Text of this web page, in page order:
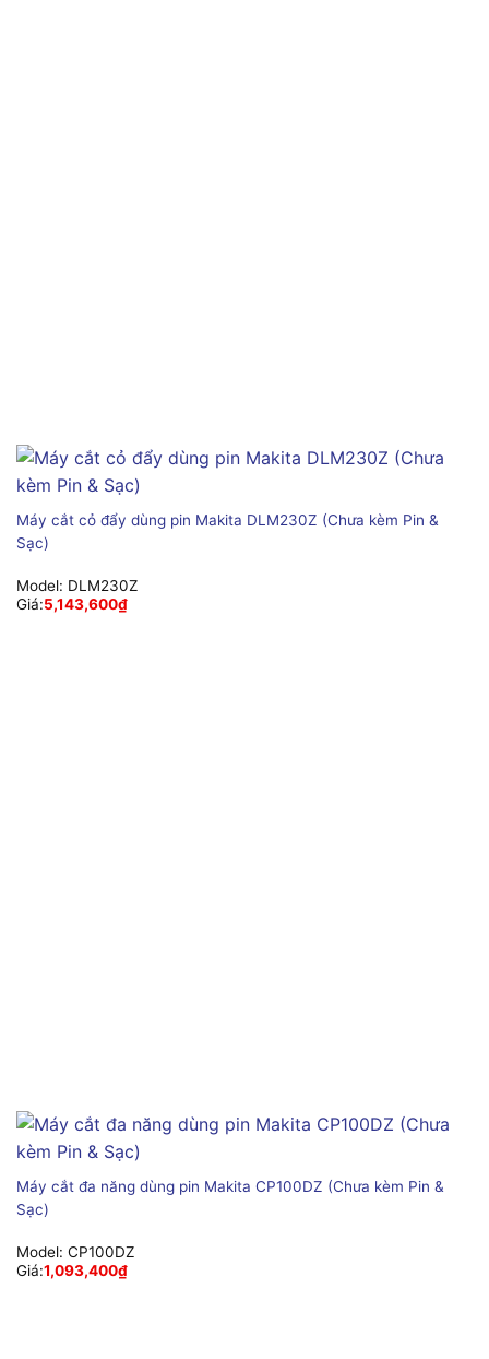
Máy cắt cỏ đẩy dùng pin Makita DLM230Z (Chưa kèm Pin &
Sạc)
Model: DLM230Z
Giá:5,143,600₫
Máy cắt đa năng dùng pin Makita CP100DZ (Chưa kèm Pin &
Sạc)
Model: CP100DZ
Giá:1,093,400₫